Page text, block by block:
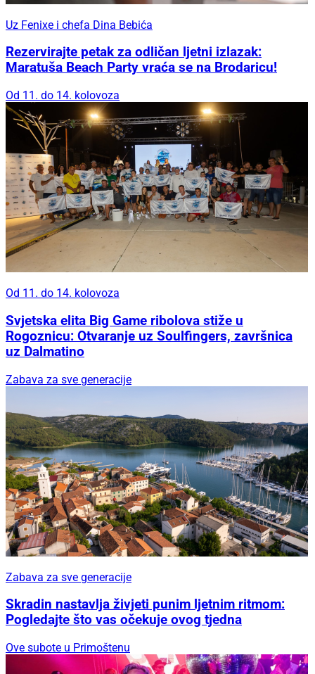
Uz Fenixe i chefa Dina Bebića
Rezervirajte petak za odličan ljetni izlazak:
Maratuša Beach Party vraća se na Brodaricu!
Od 11. do 14. kolovoza
Od 11. do 14. kolovoza
Svjetska elita Big Game ribolova stiže u
Rogoznicu: Otvaranje uz Soulfingers, završnica
uz Dalmatino
Zabava za sve generacije
Zabava za sve generacije
Skradin nastavlja živjeti punim ljetnim ritmom:
Pogledajte što vas očekuje ovog tjedna
Ove subote u Primoštenu